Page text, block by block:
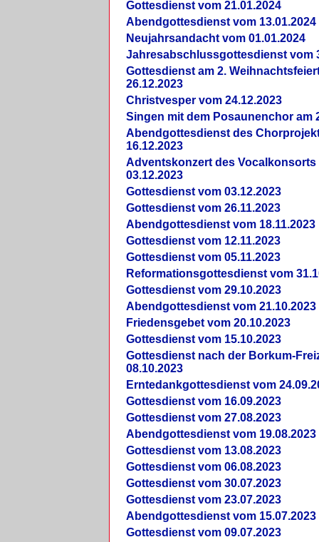
Gottesdienst vom 21.01.2024
Abendgottesdienst vom 13.01.2024
Neujahrsandacht vom 01.01.2024
Jahresabschlussgottesdienst vom
Gottesdienst am 2.
26.12.2023
Christvesper vom 24.12.2023
Singen mit dem Posaunenchor am
Abendgottesdienst des
16.12.2023
Adventskonzert des Vocalkonsorts
03.12.2023
Gottesdienst vom 03.12.2023
Gottesdienst vom 26.11.2023
Abendgottesdienst vom 18.11.2023
Gottesdienst vom 12.11.2023
Gottesdienst vom 05.11.2023
Reformationsgottesdienst vom
Gottesdienst vom 29.10.2023
Abendgottesdienst vom 21.10.2023
Friedensgebet vom 20.10.2023
Gottesdienst vom 15.10.2023
Gottesdienst nach der Borkum-
08.10.2023
Erntedankgottesdienst vom
Gottesdienst vom 16.09.2023
Gottesdienst vom 27.08.2023
Abendgottesdienst vom 19.08.2023
Gottesdienst vom 13.08.2023
Gottesdienst vom 06.08.2023
Gottesdienst vom 30.07.2023
Gottesdienst vom 23.07.2023
Abendgottesdienst vom 15.07.2023
Gottesdienst vom 09.07.2023